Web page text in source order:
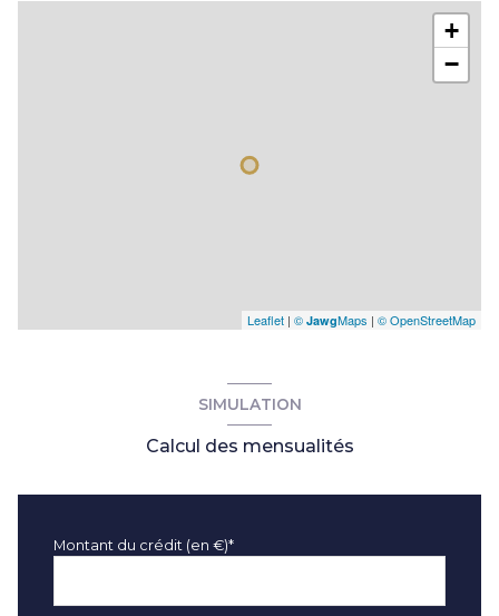
+
−
Leaflet | © JawgMaps | © OpenStreetMap
SIMULATION
Calcul des mensualités
Montant du crédit (en €)*